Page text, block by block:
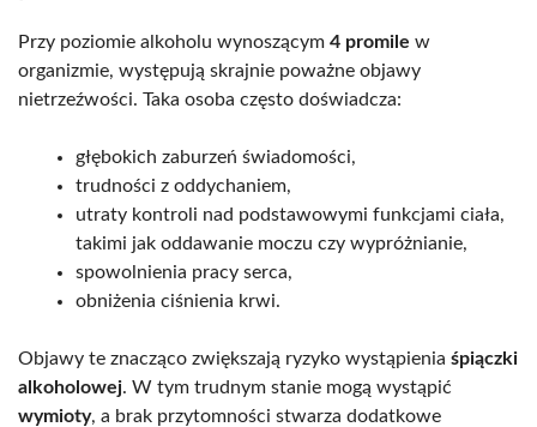
Przy poziomie alkoholu wynoszącym 4 promile w
organizmie, występują skrajnie poważne objawy
nietrzeźwości. Taka osoba często doświadcza:
głębokich zaburzeń świadomości,
trudności z oddychaniem,
utraty kontroli nad podstawowymi funkcjami ciała,
takimi jak oddawanie moczu czy wypróżnianie,
spowolnienia pracy serca,
obniżenia ciśnienia krwi.
Objawy te znacząco zwiększają ryzyko wystąpienia śpiączki
alkoholowej. W tym trudnym stanie mogą wystąpić
wymioty, a brak przytomności stwarza dodatkowe